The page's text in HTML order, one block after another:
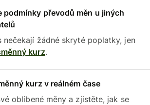
podmínky převodů měn u jiných
nečekají žádné skryté poplatky, jen
kurz.
kurz v reálném čase
oblíbené měny a zjistěte, jak se